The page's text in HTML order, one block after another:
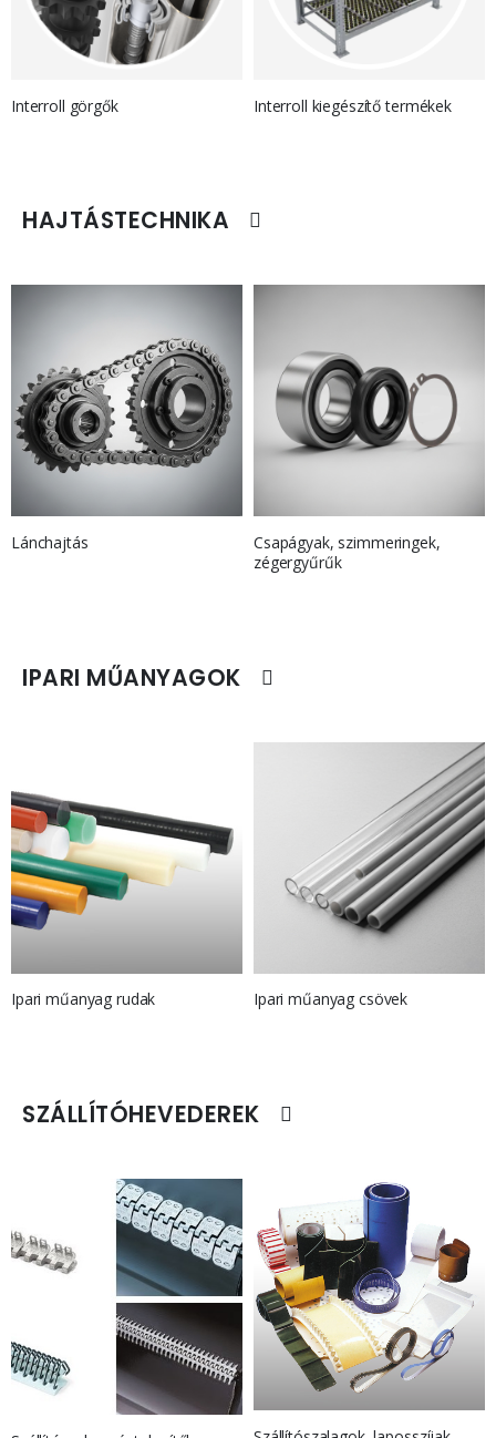
Interroll görgők Interroll kiegészítő termékek
HAJTÁSTECHNIKA
Lánchajtás
Csapágyak, szimmeringek,
zégergyűrűk
IPARI MŰANYAGOK
Ipari műanyag rudak Ipari műanyag csövek
SZÁLLÍTÓHEVEDEREK